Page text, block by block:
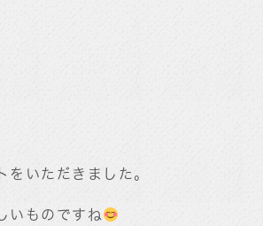
をいただきました。
いものですね